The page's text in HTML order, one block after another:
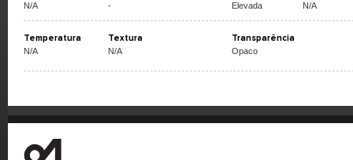
N/A - Elevada N/A
Temperatura Textura Transparência
N/A N/A Opaco